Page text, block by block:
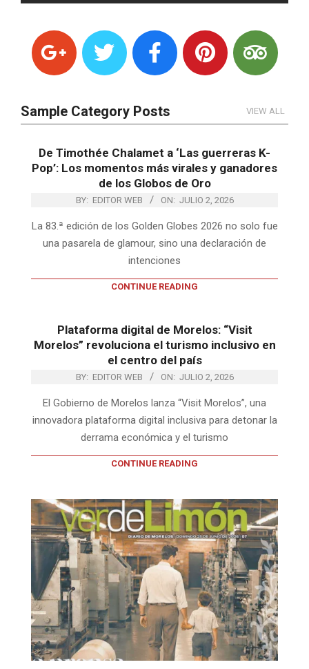
Sample Category Posts VIEW ALL
De Timothée Chalamet a ‘Las guerreras K-
Pop’: Los momentos más virales y ganadores
de los Globos de Oro
BY: EDITOR WEB ON: JULIO 2, 2026
La 83.ª edición de los Golden Globes 2026 no solo fue
una pasarela de glamour, sino una declaración de
intenciones
CONTINUE READING
Plataforma digital de Morelos: “Visit
Morelos” revoluciona el turismo inclusivo en
el centro del país
BY: EDITOR WEB ON: JULIO 2, 2026
El Gobierno de Morelos lanza “Visit Morelos”, una
innovadora plataforma digital inclusiva para detonar la
derrama económica y el turismo
CONTINUE READING